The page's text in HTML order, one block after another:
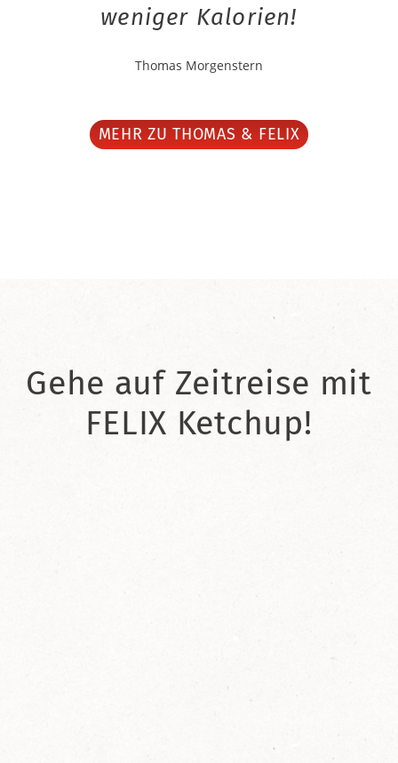
weniger Kalorien!
Thomas Morgenstern
MEHR ZU THOMAS & FELIX
Gehe auf Zeitreise mit
FELIX Ketchup!